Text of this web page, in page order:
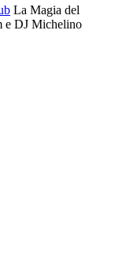
La Magia del
e DJ Michelino